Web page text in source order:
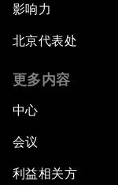
影响力
北京代表处
更多内容
中心
会议
利益相关方